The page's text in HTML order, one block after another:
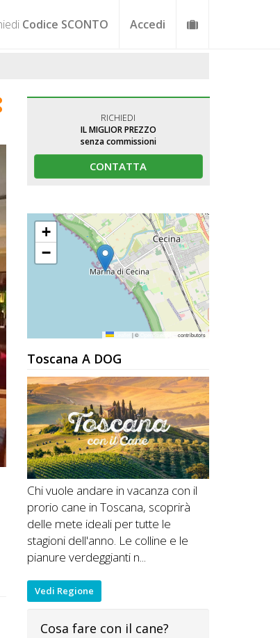
Codice SCONTO Accedi
RICHIEDI
IL MIGLIOR PREZZO
senza commissioni
CONTATTA
+
−
|© OpenStreetMap contributors
Toscana A DOG
Chi vuole andare in vacanza con il
prorio cane in Toscana, scoprirà
delle mete ideali per tutte le
stagioni dell'anno. Le colline e le
pianure verdeggianti n...
Vedi Regione
Cosa fare con il cane?